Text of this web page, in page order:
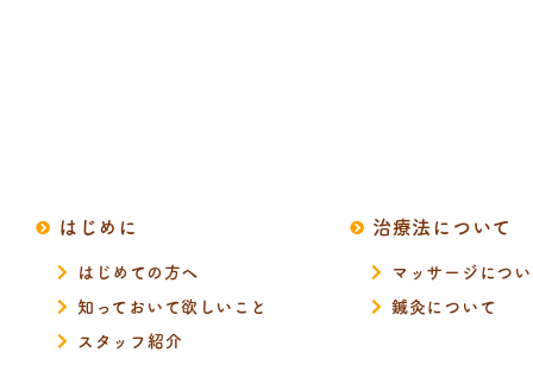
はじめに
はじめての方へ
知っておいて欲しいこと
スタッフ紹介
治療法について
マッサージにつ
鍼灸について